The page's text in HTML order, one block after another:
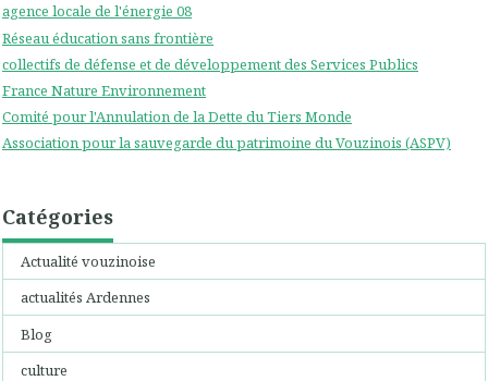
agence locale de l'énergie 08
Réseau éducation sans frontière
collectifs de défense et de développement des Services Publics
France Nature Environnement
Comité pour l'Annulation de la Dette du Tiers Monde
Association pour la sauvegarde du patrimoine du Vouzinois (ASPV)
Catégories
Actualité vouzinoise
actualités Ardennes
Blog
culture